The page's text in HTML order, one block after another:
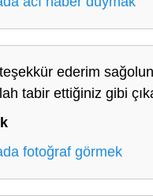
ederim sağolun
tabir ettiğiniz gibi
fotoğraf görmek